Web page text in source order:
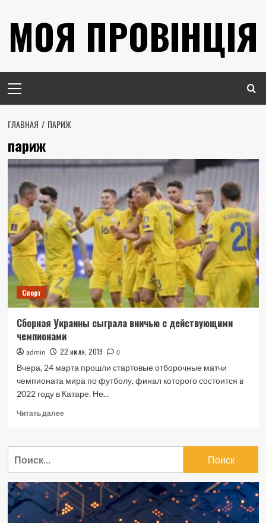
содержимому
МОЯ ПРОВІНЦІЯ
меню
ГЛАВНАЯ ПАРИЖ
париж
Спорт
Сборная Украины сыграла вничью с действующими
чемпионами
admin 22 июля, 2019
0
Вчера, 24 марта прошли стартовые отборочные матчи
чемпионата мира по футболу, финал которого состоится в
2022 году в Катаре. Не...
Читать далееПрочитать
Сборная
с
действующими
чемпионами